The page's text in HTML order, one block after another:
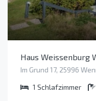
Haus Weissenburg
Im Grund 17, 25996
1 Schlafzimmer